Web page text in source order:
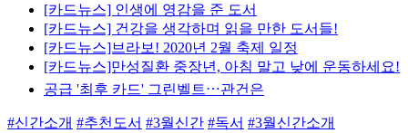
[카드뉴스] 인생에 영감을 준 도서
[카드뉴스] 건강을 생각하며 읽을 만한 도서들!
[카드뉴스]브라보! 2020년 2월 축제 일정
[카드뉴스]만성질환 중장년, 아침 말고 낮에 운동하세요!
공급 '최후 카드' 그린벨트⋯관건은
#신간소개 #추천도서 #3월신간 #독서 #3월신간소개